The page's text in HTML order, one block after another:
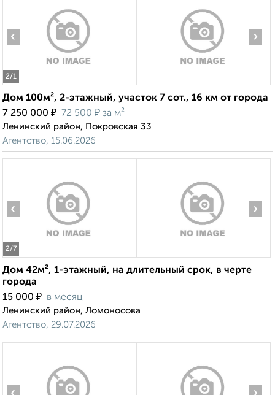
2/1
‹ ›
Дом 100м², 2-этажный, участок 7 сот., 16 км от города
7 250 000 ₽ 72 500 ₽ за м²
Ленинский район, Покровская 33
Агентство, 15.06.2026
2/7
‹ ›
Дом 42м², 1-этажный, на длительный срок, в черте
города
15 000 ₽ в месяц
Ленинский район, Ломоносова
Агентство, 29.07.2026